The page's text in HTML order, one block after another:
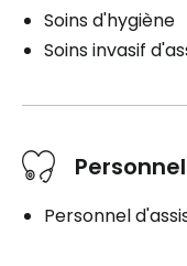
Soins d'hygiène
Soins invasif
Personnel